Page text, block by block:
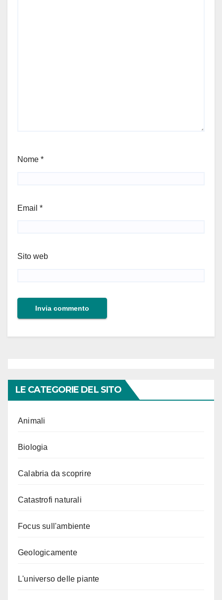
Nome *
Email *
Sito web
LE CATEGORIE DEL SITO
Animali
Biologia
Calabria da scoprire
Catastrofi naturali
Focus sull'ambiente
Geologicamente
L'universo delle piante